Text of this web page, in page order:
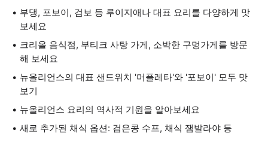
부댕, 포보이, 검보 등 루이지애나 대표 요리를 다양하게 맛
보세요
크리올 음식점, 부티크 사탕 가게, 소박한 구멍가게를 방문
해 보세요
뉴올리언스의 대표 샌드위치 '머플레타'와 '포보이' 모두 맛
보기
뉴올리언스 요리의 역사적 기원을 알아보세요
새로 추가된 채식 옵션: 검은콩 수프, 채식 잼발라야 등